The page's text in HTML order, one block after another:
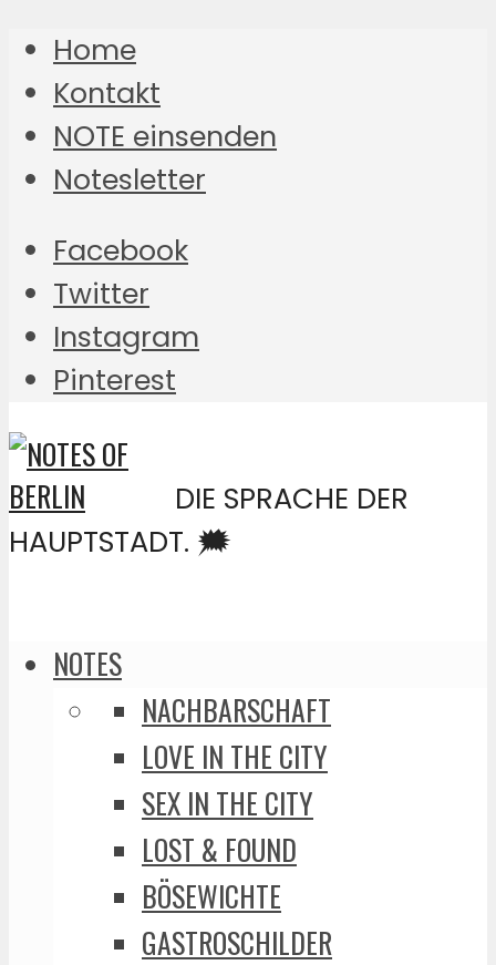
Home
Kontakt
NOTE einsenden
Notesletter
Facebook
Twitter
Instagram
Pinterest
DIE SPRACHE DER
HAUPTSTADT. 🗯️
NOTES
NACHBARSCHAFT
LOVE IN THE CITY
SEX IN THE CITY
LOST & FOUND
BÖSEWICHTE
GASTROSCHILDER